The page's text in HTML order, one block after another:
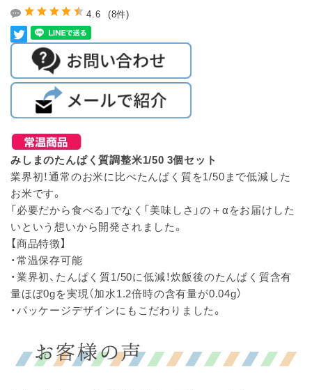
4.6 (8件)
みしまのたんぱく質調整米1/50 3個セット
業界初！通常のお米に比べたんぱく質を1/50まで低減した
お米です。
「必要だから食べる」でなく「美味しさ」の＋αをお届けした
いという想いから開発されました。
【商品特徴】
・常温保存可能
・業界初、たんぱく質1/50に低減！炊飯後のたんぱく質含有
量ほぼ0gを実現（加水1.2倍時の含有量が0.04g）
・パッケージデザインにもこだわりました。